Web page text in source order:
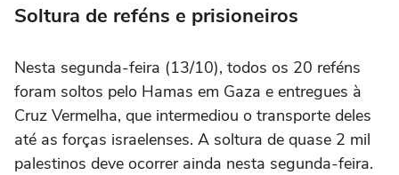
Soltura de reféns e prisioneiros
Nesta segunda-feira (13/10), todos os 20 reféns
foram soltos pelo Hamas em Gaza e entregues à
Cruz Vermelha, que intermediou o transporte deles
até as forças israelenses. A soltura de quase 2 mil
palestinos deve ocorrer ainda nesta segunda-feira.